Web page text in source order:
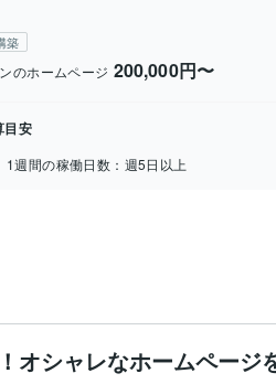
築
のホームページ 200,000円〜
目安
1週間の稼働日数： 週5日以上
オシャレなホームページ